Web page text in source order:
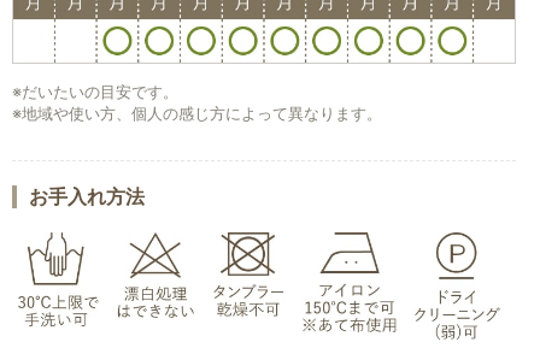
※だいたいの目安です。
※地域や使い方、個人の感じ方によって異なります。
お手入れ方法